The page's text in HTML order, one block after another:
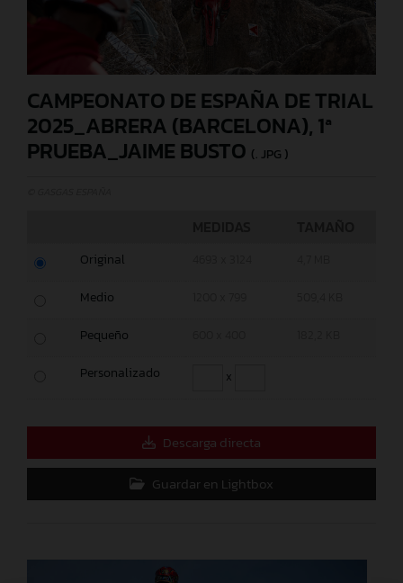
CAMPEONATO DE ESPAÑA DE TRIAL
2025_ABRERA (BARCELONA), 1ª
PRUEBA_JAIME BUSTO (. JPG )
Original
Medio
Pequeño
Personalizado x
Descarga directa
Guardar en Lightbox